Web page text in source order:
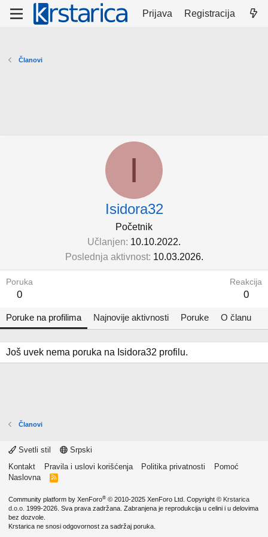
Prijava Registracija
Članovi
I
Isidora32
Početnik
Učlanjen 10.10.2022.
Poslednja aktivnost 10.03.2026.
Poruka
0
Reakcija
0
Poruke na profilima Najnovije aktivnosti Poruke O članu
Još uvek nema poruka na Isidora32 profilu.
Članovi
Svetli stil
Srpski
Kontakt
Pravila i uslovi korišćenja Politika privatnosti
Pomoć
Naslovna
R
Community platform by XenForo® © 2010-2025 XenForo Ltd. Copyright © Krstarica
d.o.o. 1999-2026. Sva prava zadržana. Zabranjena je reprodukcija u celini i u delovima
bez dozvole.
Krstarica ne snosi odgovornost za sadržaj poruka.